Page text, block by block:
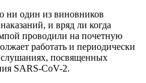
ни один из виновников
и вряд ли когда
проводили на почетную
работать и периодически
слушаниях, посвященных
SARS-CoV-2.